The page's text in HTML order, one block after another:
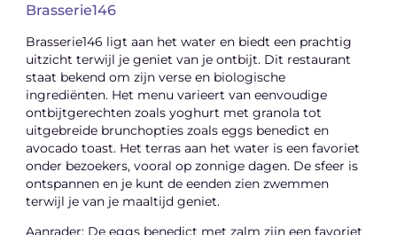
Brasserie146
Brasserie146 ligt aan het water en biedt een prachtig
uitzicht terwijl je geniet van je ontbijt. Dit restaurant
staat bekend om zijn verse en biologische
ingrediënten. Het menu varieert van eenvoudige
ontbijtgerechten zoals yoghurt met granola tot
uitgebreide brunchopties zoals eggs benedict en
avocado toast. Het terras aan het water is een favoriet
onder bezoekers, vooral op zonnige dagen. De sfeer is
ontspannen en je kunt de eenden zien zwemmen
terwijl je van je maaltijd geniet.
Aanrader: De eggs benedict met zalm zijn een favoriet